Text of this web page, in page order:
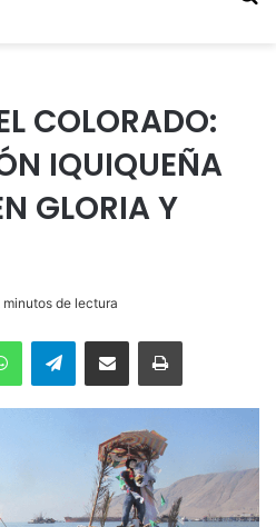
COLORADO:
IQUIQUEÑA
GLORIA Y
minutos de lectura
WhatsAppTelegramEnviar vía email Imprimir